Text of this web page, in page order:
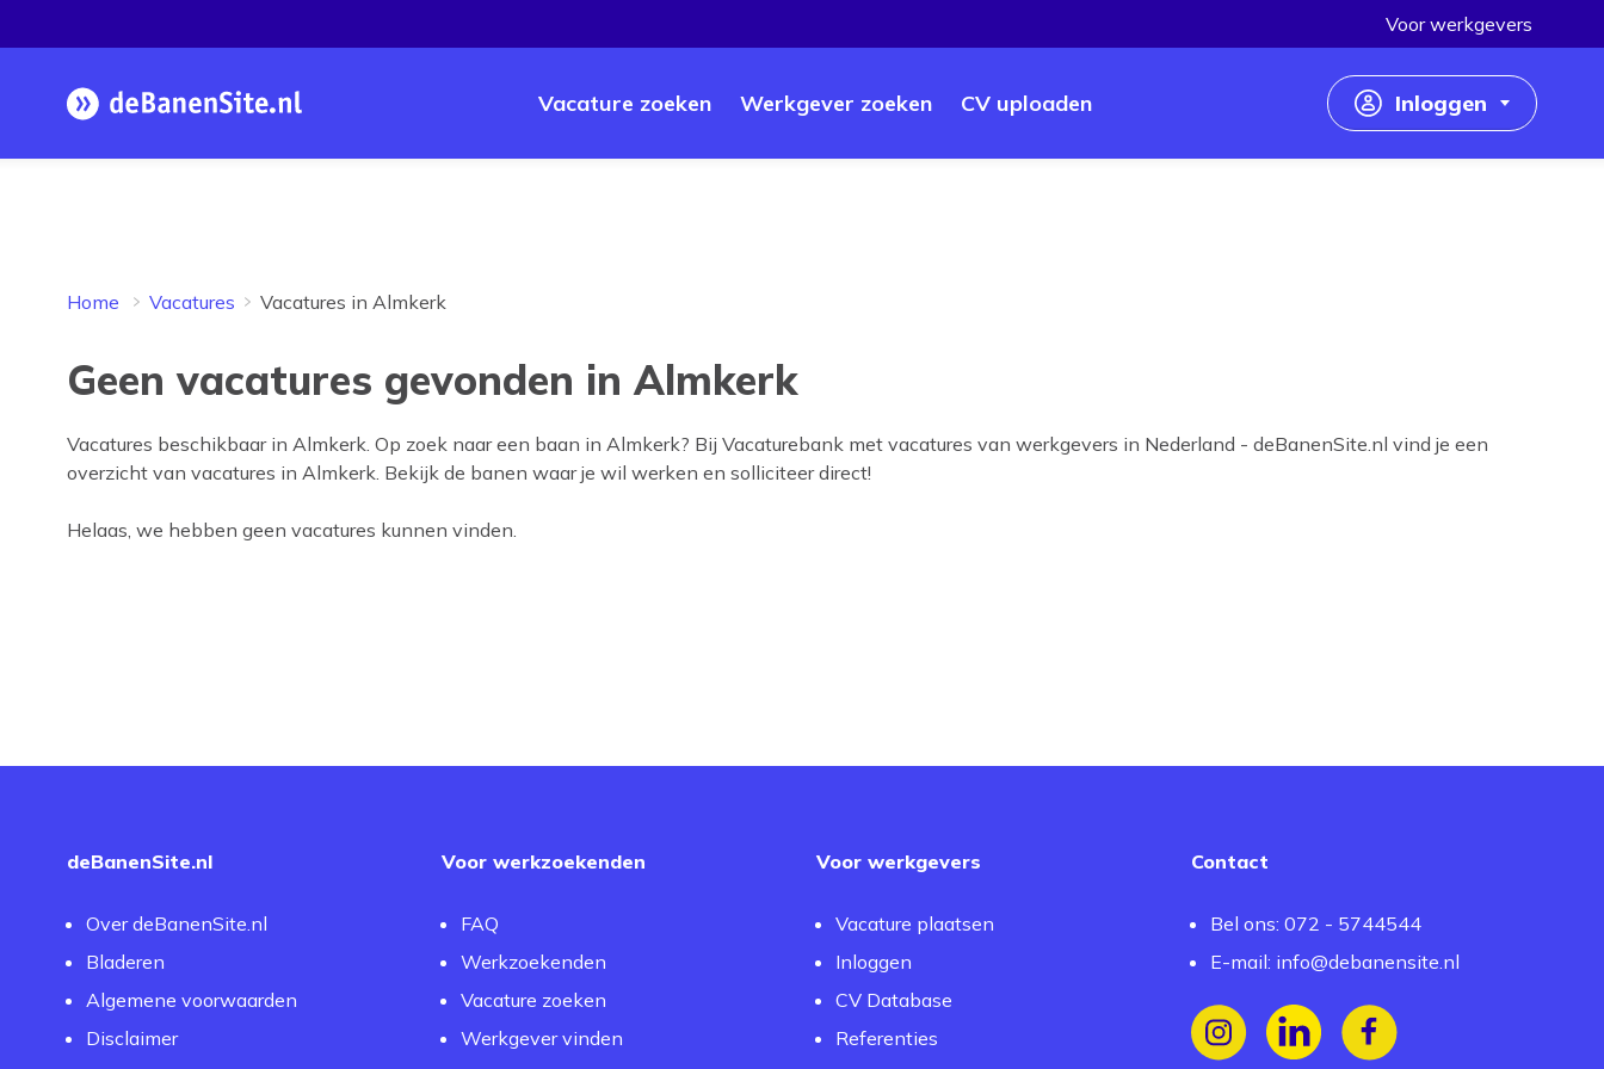
Homepage Vacature zoeken Werkgever zoeken CV uploaden
Voor werkgevers
Inloggen
Home Vacatures Vacatures in Almkerk
Geen vacatures gevonden in Almkerk
Vacatures beschikbaar in Almkerk. Op zoek naar een baan in Almkerk? Bij Vacaturebank met vacatures van werkgevers in Nederland - deBanenSite.nl vind je een
overzicht van vacatures in Almkerk. Bekijk de banen waar je wil werken en solliciteer direct!
Helaas, we hebben geen vacatures kunnen vinden.
deBanenSite.nl
Over deBanenSite.nl
Bladeren
Algemene voorwaarden
Disclaimer
Voor werkzoekenden
FAQ
Werkzoekenden
Vacature zoeken
Werkgever vinden
Voor werkgevers
Vacature plaatsen
Inloggen
CV Database
Referenties
Contact
Bel ons: 072 - 5744544
E-mail: info@debanensite.nl